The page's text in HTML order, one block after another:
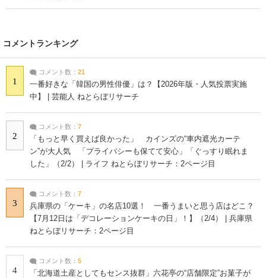
コメントランキング
1
コメント数： 21
一番好きな「韓国の男性俳優」は？【2026年版・人気投票実施
中】 | 芸能人 ねとらぼリサーチ
2
コメント数： 7
「もっと早く買えば良かった」 カインズの“車内遮光カーテ
ン”が大人気 「プライバシーも保てて安心」「ぐっすり眠れま
した」（2/2） | ライフ ねとらぼリサーチ：2ページ目
3
コメント数： 7
兵庫県の「ケーキ」の名店10選！ 一番うまいと思う店はどこ？
【7月12日は「デコレーションケーキの日」！】（2/4） | 兵庫県
ねとらぼリサーチ：2ページ目
4
コメント数： 5
「北海道土産としてもセンス抜群」六花亭の“店舗限定”お菓子が